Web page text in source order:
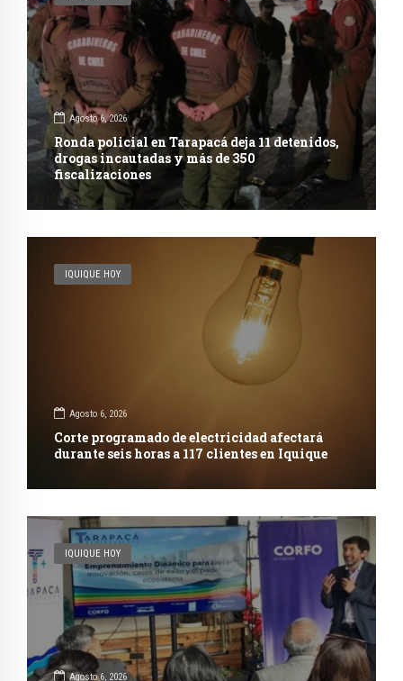
Agosto 6, 2026
Ronda policial en Tarapacá deja 11 detenidos,
drogas incautadas y más de 350
fiscalizaciones
IQUIQUE HOY
Agosto 6, 2026
Corte programado de electricidad afectará
durante seis horas a 117 clientes en Iquique
IQUIQUE HOY
Agosto 6, 2026